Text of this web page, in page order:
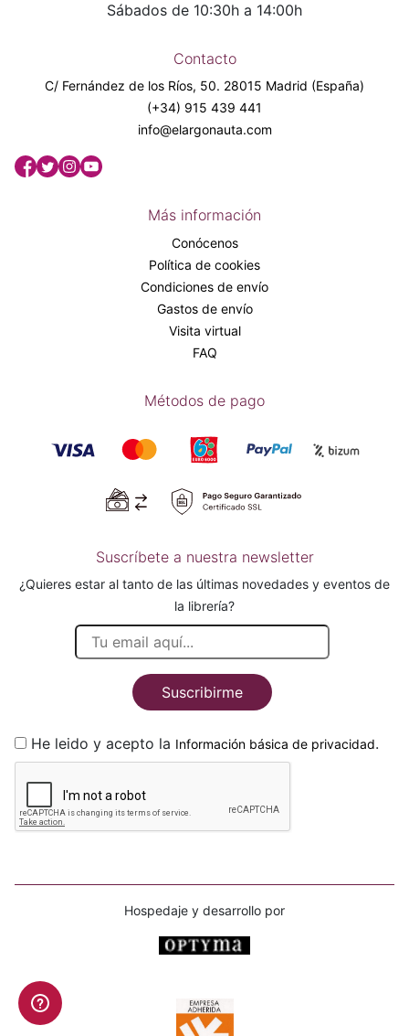
Sábados de 10:30h a 14:00h
Contacto
C/ Fernández de los Ríos, 50. 28015 Madrid (España)
(+34) 915 439 441
info@elargonauta.com
Más información
Conócenos
Política de cookies
Condiciones de envío
Gastos de envío
Visita virtual
FAQ
Métodos de pago
Suscríbete a nuestra newsletter
¿Quieres estar al tanto de las últimas novedades y eventos de
la librería?
Suscribirme
He leido y acepto la Información básica de privacidad.
Hospedaje y desarrollo por